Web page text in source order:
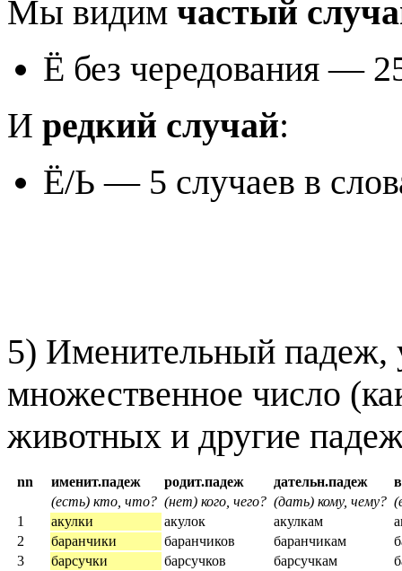
Мы видим частый
Ё без чередования —
И редкий случай:
Ё/Ь — 5 случаев в
5) Именительный падеж,
множественное число
животных и другие
nn именит.падеж родит.падеж дательн.падеж
(есть) кто, что? (нет) кого, чего? (дать) кому, чему?
1
акулки акулок акулкам
2
баранчики баранчиков баранчикам
3
барсучки барсучков барсучкам